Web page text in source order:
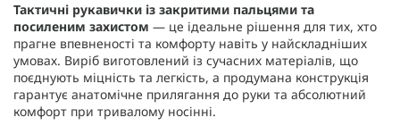
Тактичні рукавички із закритими пальцями та
посиленим захистом — це ідеальне рішення для тих, хто
прагне впевненості та комфорту навіть у найскладніших
умовах. Виріб виготовлений із сучасних матеріалів, що
поєднують міцність та легкість, а продумана конструкція
гарантує анатомічне прилягання до руки та абсолютний
комфорт при тривалому носінні.